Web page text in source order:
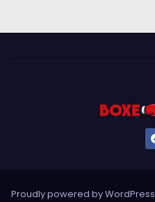
Proudly powered by WordPress